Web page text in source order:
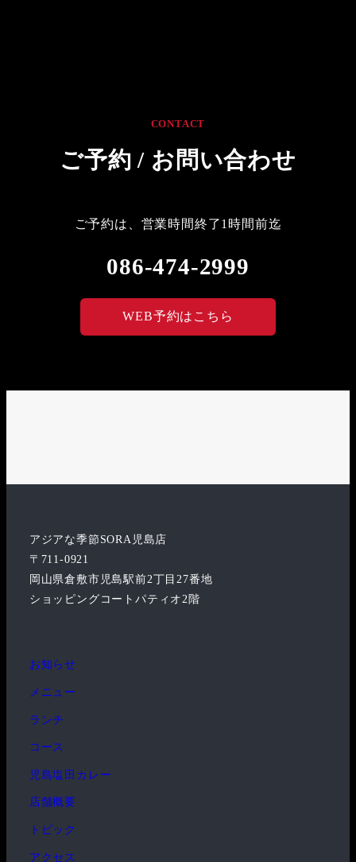
CONTACT
ご予約 / お問い合わせ
ご予約は、営業時間終了1時間前迄
086-474-2999
WEB予約はこちら
アジアな季節SORA児島店
〒711-0921
岡山県倉敷市児島駅前2丁目27番地
ショッピングコートパティオ2階
お知らせ
メニュー
ランチ
コース
児島塩田カレー
店舗概要
トピック
アクセス